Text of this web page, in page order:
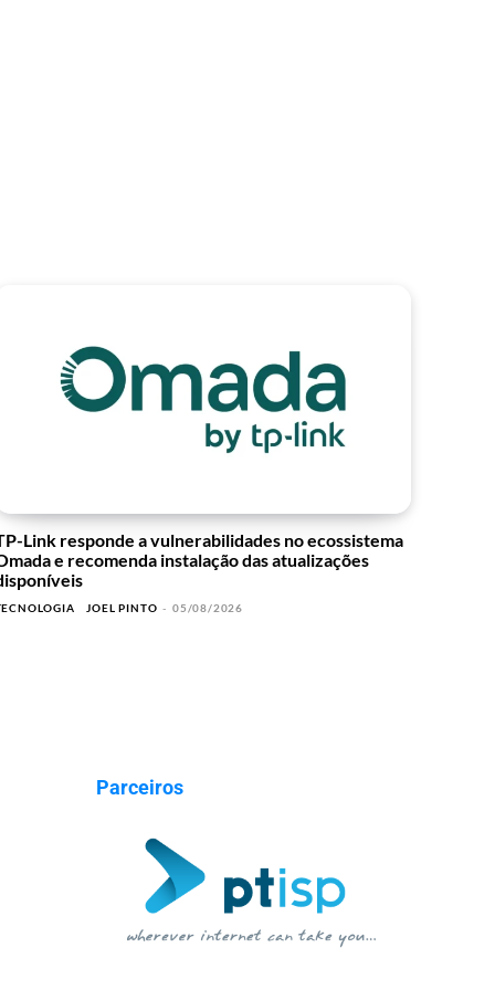
Link responde a vulnerabilidades no ecossistema
e recomenda instalação das atualizações
JOEL PINTO - 05/08/2026
Parceiros